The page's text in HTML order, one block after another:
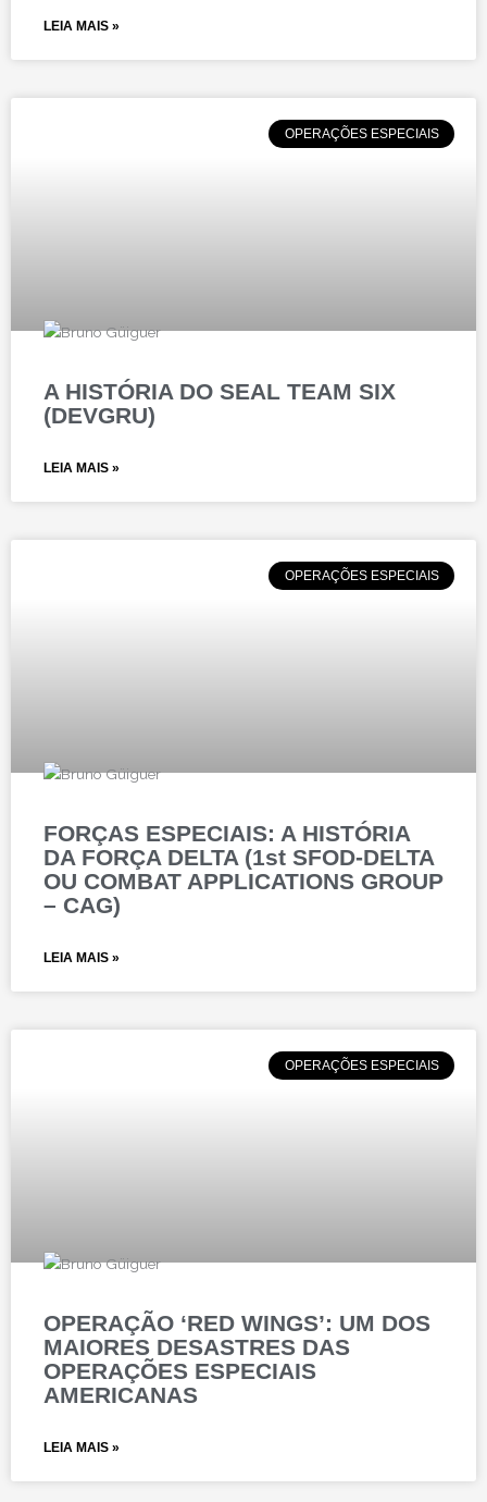
LEIA MAIS »
OPERAÇÕES ESPECIAIS
A HISTÓRIA DO SEAL TEAM SIX
(DEVGRU)
LEIA MAIS »
OPERAÇÕES ESPECIAIS
FORÇAS ESPECIAIS: A HISTÓRIA
DA FORÇA DELTA (1st SFOD-DELTA
OU COMBAT APPLICATIONS GROUP
– CAG)
LEIA MAIS »
OPERAÇÕES ESPECIAIS
OPERAÇÃO ‘RED WINGS’: UM DOS
MAIORES DESASTRES DAS
OPERAÇÕES ESPECIAIS
AMERICANAS
LEIA MAIS »